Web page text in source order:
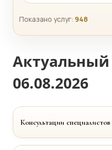
Показано услуг: 948
Актуальный
06.08.2026
Консультации специалистов